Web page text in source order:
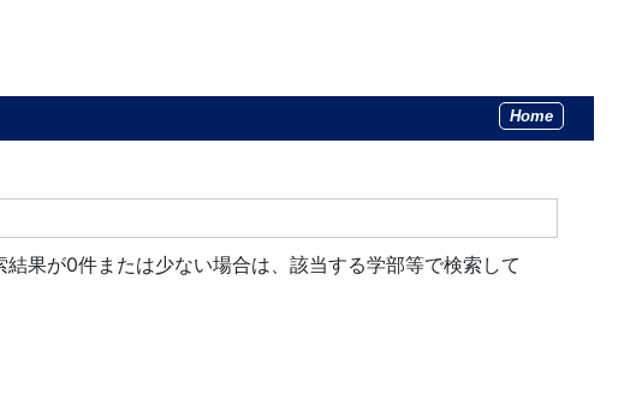
Home
果が0件または少ない場合は、該当する学部等で検索して